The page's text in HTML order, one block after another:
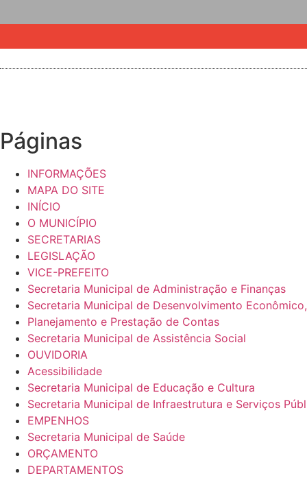
Páginas
INFORMAÇÕES
MAPA DO SITE
INÍCIO
O MUNICÍPIO
SECRETARIAS
LEGISLAÇÃO
VICE-PREFEITO
Secretaria Municipal de Administração e Finanças
Secretaria Municipal de Desenvolvimento
Planejamento e Prestação de Contas
Secretaria Municipal de Assistência Social
OUVIDORIA
Acessibilidade
Secretaria Municipal de Educação e Cultura
Secretaria Municipal de Infraestrutura e Serviços
EMPENHOS
Secretaria Municipal de Saúde
ORÇAMENTO
DEPARTAMENTOS